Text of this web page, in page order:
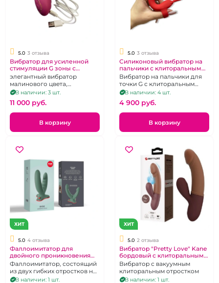
5.0 3 отзыва
Вибратор для усиленной
стимуляции G зоны с
дополнительным стержнем
элегантный вибратор
малинового цвета,
силиконовый,
перезаряжаемый, 9 режимов
В наличии: 3 шт.
11 000 pуб.
В корзину
5.0 3 отзыва
Силиконовый вибратор на
пальчики с клиторальным
стимулятором "Finger G
spot" красный
Вибратор на пальчики для
точки G с клиторальным
стимулятором Зарядка USB
В наличии: 4 шт.
4 900 pуб.
В корзину
ХИТ
5.0 4 отзыва
Фаллоимитатор для
двойного проникновения
"Fun Factory" Ryde зеленый
Фаллоимитатор, состоящий
из двух гибких отростков на
нескользящей платформе
В наличии: 1 шт.
ХИТ
5.0 2 отзыва
Вибратор "Pretty Love" Kane
бордовый с клиторальным
стимулятором
Вибратор с вакуумным
клиторальным отростком
В наличии: 1 шт.